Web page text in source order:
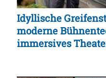
Idyllische
moderne
immersives